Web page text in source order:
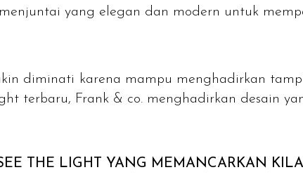
yang elegan dan modern untuk
diminati karena mampu menghadirkan
terbaru, Frank & co. menghadirkan desain
THE LIGHT YANG MEMANCARKAN